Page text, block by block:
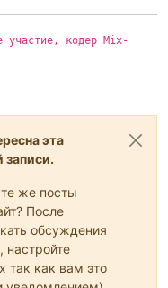
участие, кодер Mix-
эта
записи.
же посты
После
обсуждения
настройте
так как вам это